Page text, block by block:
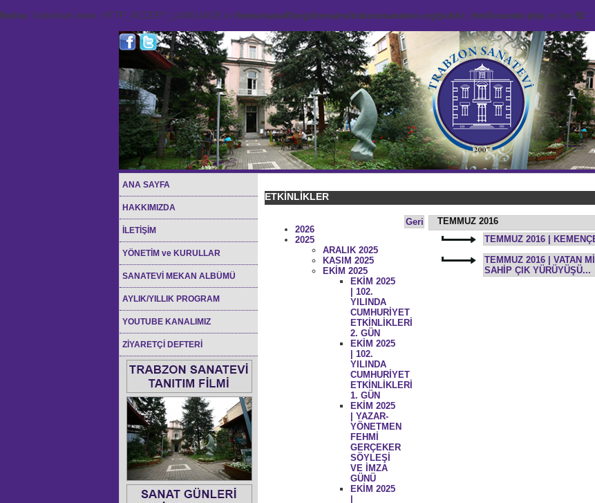
Notice: Undefined index: HTTP_ACCEPT_LANGUAGE in /home/sana45org/domains/trabzonsanatevi.org/public_html/counter.php on line 92
ANA SAYFA
HAKKIMIZDA
İLETİŞİM
YÖNETİM ve KURULLAR
SANATEVİ MEKAN ALBÜMÜ
AYLIK/YILLIK PROGRAM
YOUTUBE KANALIMIZ
ZİYARETÇİ DEFTERİ
ETKİNLİKLER
Geri
TEMMUZ 2016
TEMMUZ 2016 |
TEMMUZ 2016 | VATAN
SAHİP ÇIK YÜRÜYÜŞÜ...
2026
2025
ARALIK 2025
KASIM 2025
EKİM 2025
EKİM 2025
| 102.
YILINDA
CUMHURİYET
ETKİNLİKLERİ
2. GÜN
EKİM 2025
| 102.
YILINDA
CUMHURİYET
ETKİNLİKLERİ
1. GÜN
EKİM 2025
| YAZAR-
YÖNETMEN
FEHMİ
GERÇEKER
SÖYLEŞİ
VE İMZA
GÜNÜ
EKİM 2025